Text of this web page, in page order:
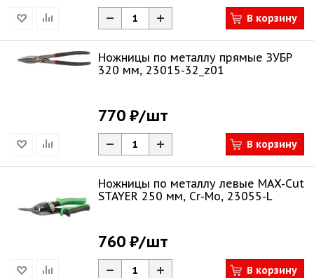
В корзину
Ножницы по металлу прямые ЗУБР
320 мм, 23015-32_z01
770 ₽/шт
В корзину
Ножницы по металлу левые MAX-Cut
STAYER 250 мм, Cr-Mo, 23055-L
760 ₽/шт
В корзину